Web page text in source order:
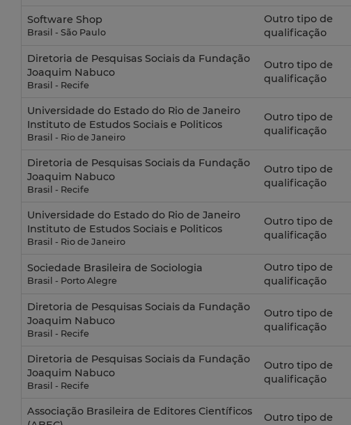
Software Shop
Brasil - São Paulo
Outro tipo de
qualificação
Diretoria de Pesquisas Sociais da Fundação
Joaquim Nabuco
Brasil - Recife
Outro tipo de
qualificação
Universidade do Estado do Rio de Janeiro
Instituto de Estudos Sociais e Politicos
Brasil - Rio de Janeiro
Outro tipo de
qualificação
Diretoria de Pesquisas Sociais da Fundação
Joaquim Nabuco
Brasil - Recife
Outro tipo de
qualificação
Universidade do Estado do Rio de Janeiro
Instituto de Estudos Sociais e Politicos
Brasil - Rio de Janeiro
Outro tipo de
qualificação
Sociedade Brasileira de Sociologia
Brasil - Porto Alegre
Outro tipo de
qualificação
Diretoria de Pesquisas Sociais da Fundação
Joaquim Nabuco
Brasil - Recife
Outro tipo de
qualificação
Diretoria de Pesquisas Sociais da Fundação
Joaquim Nabuco
Brasil - Recife
Outro tipo de
qualificação
Associação Brasileira de Editores Científicos
Outro tipo de